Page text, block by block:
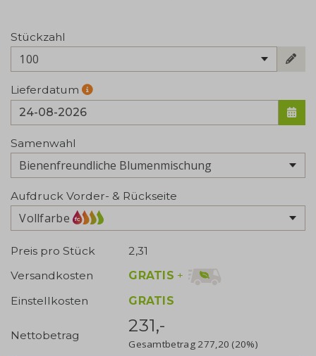
Stückzahl
100
Lieferdatum
Samenwahl
Aufdruck Vorder- & Rückseite
Vollfarbe
Preis pro Stück
2,31
Versandkosten
GRATIS +
Einstellkosten
GRATIS
Nettobetrag 231,-
Gesamtbetrag 277,20 (20%)